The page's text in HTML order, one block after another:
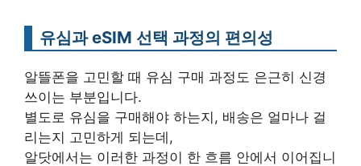
유심과 eSIM 선택 과정의 편의성
알뜰폰을 고민할 때 유심 구매 과정도 은근히 신경
쓰이는 부분입니다.
별도로 유심을 구매해야 하는지, 배송은 얼마나 걸
리는지 고민하게 되는데,
알닷에서는 이러한 과정이 한 흐름 안에서 이어집니